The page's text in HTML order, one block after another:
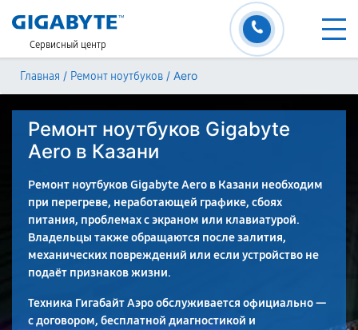
Сервисный центр
Главная / Ремонт ноутбуков / Aero
Ремонт ноутбуков Gigabyte
Aero в Казани
Ремонт ноутбуков Gigabyte Aero в Казани необходим
при перегреве, неработающей графике, сбоях
питания, проблемах с экраном или клавиатурой.
Владельцы также обращаются после залития,
механических повреждений или если устройство не
подаёт признаков жизни.
Техника Гигабайт Аэро обслуживается официально —
с договором, бесплатной диагностикой и